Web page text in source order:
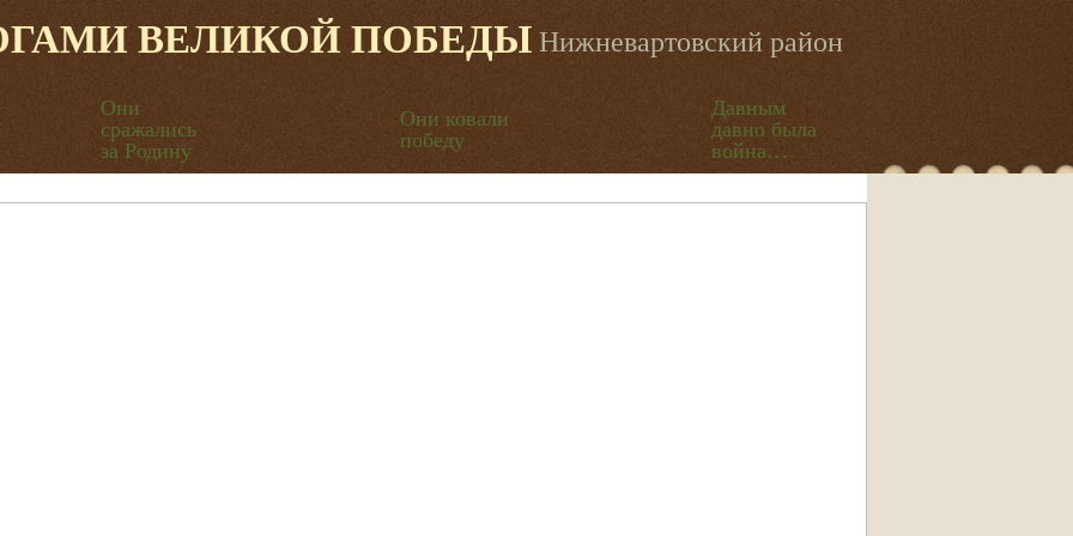
ВЕЛИКОЙ ПОБЕДЫ Нижневартовский район
Они
сражались
за Родину
Они ковали
победу
Давным
давно была
война…